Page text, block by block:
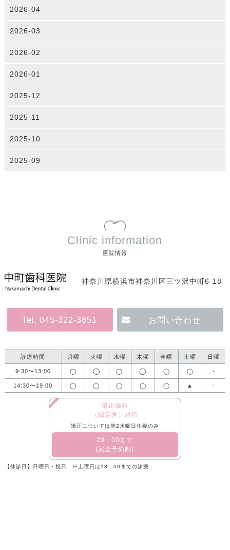
2026-04
2026-03
2026-02
2026-01
2025-12
2025-11
2025-10
2025-09
Clinic information
医院情報
神奈川県横浜市神奈川区三ツ沢中町6-18
Tel. 045-322-3851 お問い合わせ
診療時間 月曜 火曜 水曜 木曜 金曜 土曜 日曜
9:30〜13:00 ◯ ◯ ◯ ◯ ◯ ◯ -
14:30〜19:00 ◯ ◯ ◯ ◯ ◯ ▲ -
矯正歯科
（認定医）対応
矯正については第2水曜日午後のみ
​20：00まで
(完全予約制)
【休診日】日曜日・祝日 ※土曜日は18：00までの診療